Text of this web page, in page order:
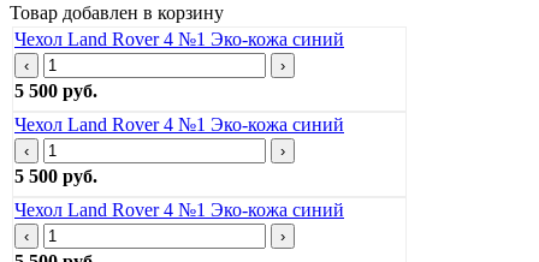
Товар добавлен в корзину
Чехол Land Rover 4 №1 Эко-кожа синий
‹ ›
5 500 руб.
Чехол Land Rover 4 №1 Эко-кожа синий
‹ ›
5 500 руб.
Чехол Land Rover 4 №1 Эко-кожа синий
‹ ›